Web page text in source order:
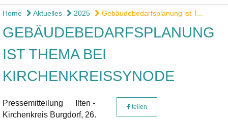
Home Aktuelles 2025 Gebäudebedarfsplanung ist T...
GEBÄUDEBEDARFSPLANUNG
IST THEMA BEI
KIRCHENKREISSYNODE
Pressemitteilung
Ilten -
Kirchenkreis Burgdorf, 26.
teilen